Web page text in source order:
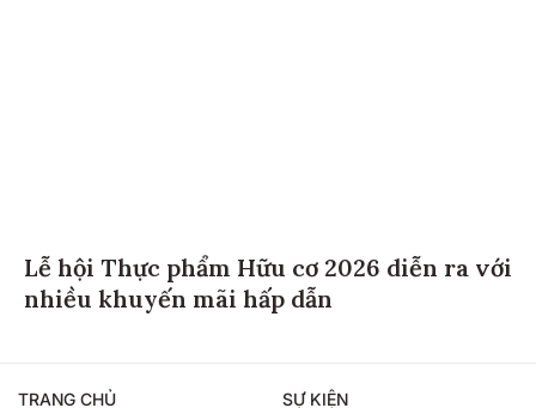
Lễ hội Thực phẩm Hữu cơ 2026 diễn ra với
nhiều khuyến mãi hấp dẫn
TRANG CHỦ SỰ KIỆN